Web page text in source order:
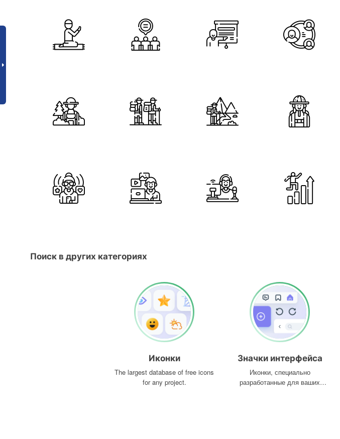
Поиск в других категориях
Иконки
The largest database of free icons
for any project.
Значки интерфейса
Иконки, специально
разработанные для ваших